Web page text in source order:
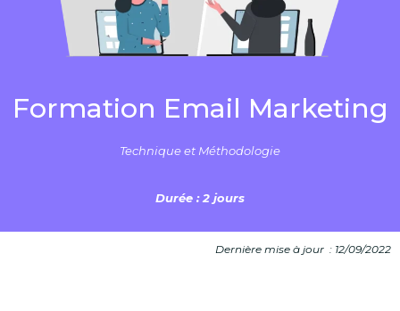
Formation Email Marketing
Technique et Méthodologie
Durée : 2 jours
Dernière mise à jour : 12/09/2022